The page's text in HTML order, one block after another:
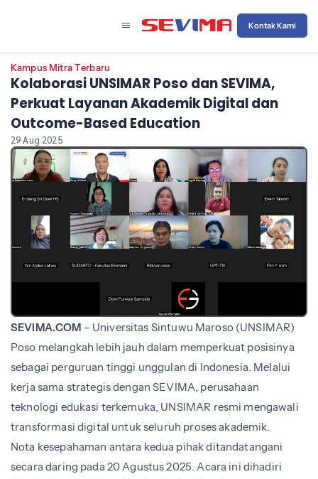
Kontak Kami
Kampus Mitra Terbaru
Kolaborasi UNSIMAR Poso dan SEVIMA,
Perkuat Layanan Akademik Digital dan
Outcome-Based Education
29 Aug 2025
SEVIMA.COM – Universitas Sintuwu Maroso (UNSIMAR)
Poso melangkah lebih jauh dalam memperkuat posisinya
sebagai perguruan tinggi unggulan di Indonesia. Melalui
kerja sama strategis dengan SEVIMA, perusahaan
teknologi edukasi terkemuka, UNSIMAR resmi mengawali
transformasi digital untuk seluruh proses akademik.
Nota kesepahaman antara kedua pihak ditandatangani
secara daring pada 20 Agustus 2025. Acara ini dihadiri